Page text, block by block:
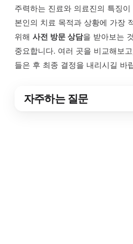
주력하는 진료와 의료진의 특징
본인의 치료 목적과 상황에 가장
위해 사전 방문 상담을 받아보는
중요합니다. 여러 곳을 비교해보
들은 후 최종 결정을 내리시길 바
자주하는 질문